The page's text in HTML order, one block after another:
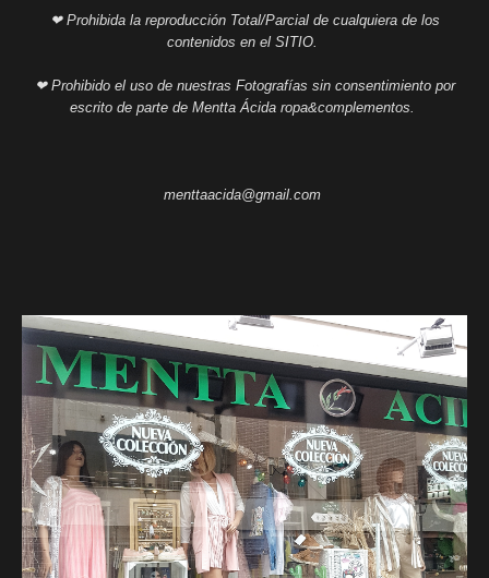
❤ Prohibida la reproducción Total/Parcial de cualquiera de los
contenidos en el SITIO.
❤ Prohibido el uso de nuestras Fotografías sin consentimiento por
escrito de parte de Mentta Ácida ropa&complementos.
menttaacida@gmail.com